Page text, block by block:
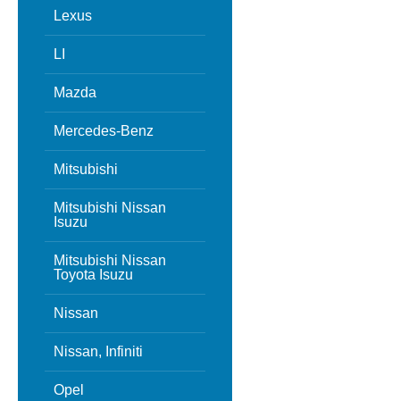
Lexus
LI
Mazda
Mercedes-Benz
Mitsubishi
Mitsubishi Nissan
Isuzu
Mitsubishi Nissan
Toyota Isuzu
Nissan
Nissan, Infiniti
Opel